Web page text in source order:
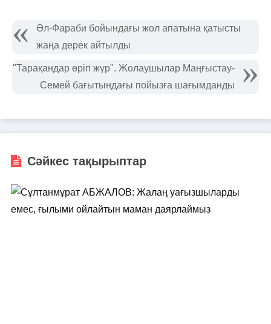
Әл-Фараби бойындағы жол апатына қатысты
жаңа дерек айтылды
"Тарақандар өріп жүр". Жолаушылар Маңғыстау-
Семей бағытындағы пойызға шағымданды
Сәйкес тақырыптар